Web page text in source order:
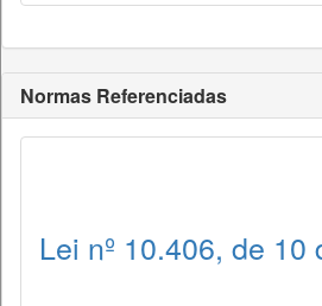
Normas Referenciadas
Lei nº 10.406, de